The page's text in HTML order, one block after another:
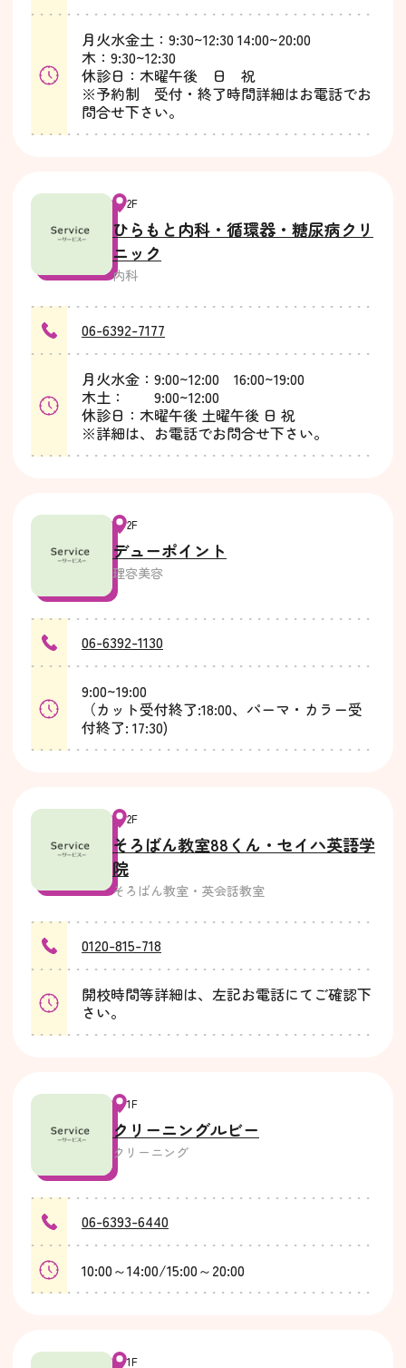
月火水金土：9:30~12:30 14:00~20:00
木：9:30~12:30
休診日：木曜午後 日 祝
※予約制 受付・終了時間詳細はお電話でお
問合せ下さい。
2F
ひらもと内科・循環器・糖尿病クリ
ニック
内科
06-6392-7177
月火水金：9:00~12:00 16:00~19:00
木土： 9:00~12:00
休診日：木曜午後 土曜午後 日 祝
※詳細は、お電話でお問合せ下さい。
2F
デューポイント
理容美容
06-6392-1130
9:00~19:00
（カット受付終了:18:00、パーマ・カラー受
付終了: 17:30)
2F
そろばん教室88くん・セイハ英語学
院
そろばん教室・英会話教室
0120-815-718
開校時間等詳細は、左記お電話にてご確認下
さい。
1F
クリーニングルビー
クリーニング
06-6393-6440
10:00～14:00/15:00～20:00
1F